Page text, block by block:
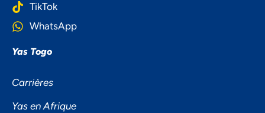
TikTok
WhatsApp
Yas Togo
Carrières
Yas en Afrique